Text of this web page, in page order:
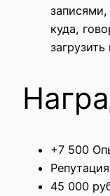
записями,
куда,
загрузить
+7 500
45 000